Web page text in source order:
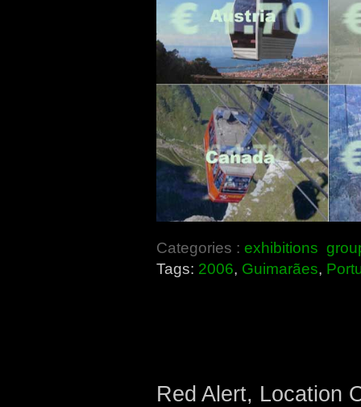
Categories : exhibitions
Tags: 2006, Guimarães,
Red Alert, Location